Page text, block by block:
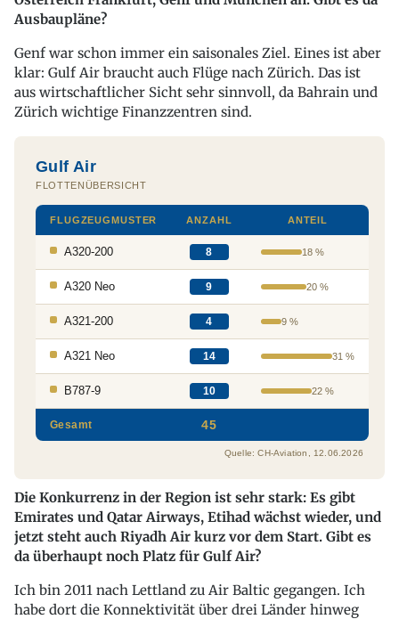
Ausbaupläne?
Genf war schon immer ein saisonales Ziel. Eines ist aber
klar: Gulf Air braucht auch Flüge nach Zürich. Das ist
aus wirtschaftlicher Sicht sehr sinnvoll, da Bahrain und
Zürich wichtige Finanzzentren sind.
Die Konkurrenz in der Region ist sehr stark: Es gibt
Emirates und Qatar Airways, Etihad wächst wieder, und
jetzt steht auch Riyadh Air kurz vor dem Start. Gibt es
da überhaupt noch Platz für Gulf Air?
Ich bin 2011 nach Lettland zu Air Baltic gegangen. Ich
habe dort die Konnektivität über drei Länder hinweg